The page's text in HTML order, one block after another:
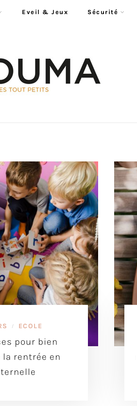
Eveil & Jeux Sécurité
/ ECOLE
pour bien
la rentrée en